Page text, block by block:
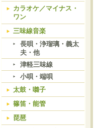
カラオケ／マイナス・
ワン
三味線音楽
長唄・浄瑠璃・義太
夫・他
津軽三味線
小唄・端唄
太鼓・囃子
篠笛・能管
琵琶